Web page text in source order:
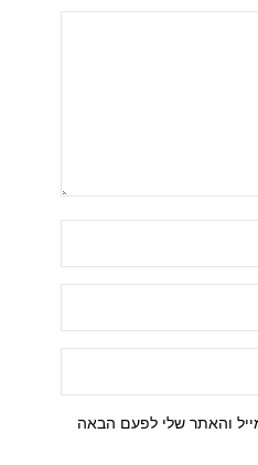
והאתר שלי לפעם הבאה